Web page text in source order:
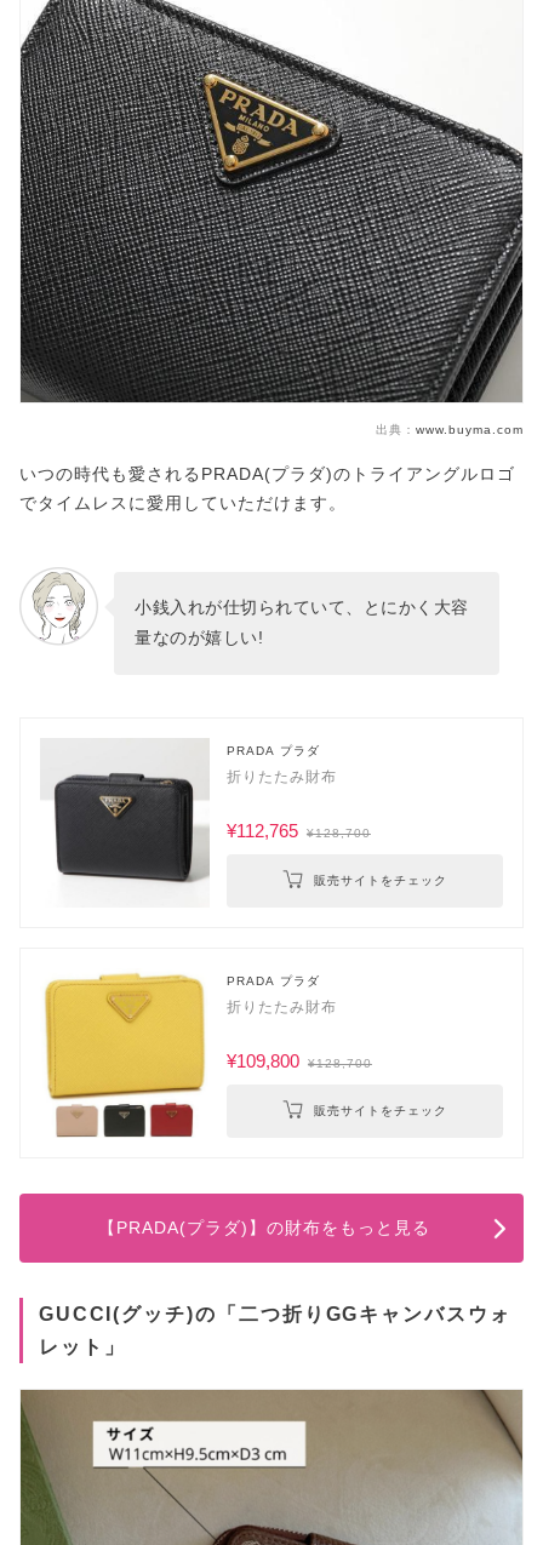
出典： www.buyma.com
いつの時代も愛されるPRADA(プラダ)のトライアングルロゴ
でタイムレスに愛用していただけます。
小銭入れが仕切られていて、とにかく大容
量なのが嬉しい!
PRADA プラダ
折りたたみ財布
¥112,765 ¥128,700
販売サイトをチェック
PRADA プラダ
折りたたみ財布
¥109,800 ¥128,700
販売サイトをチェック
【PRADA(プラダ)】の財布をもっと見る
GUCCI(グッチ)の「二つ折りGGキャンバスウォ
レット」